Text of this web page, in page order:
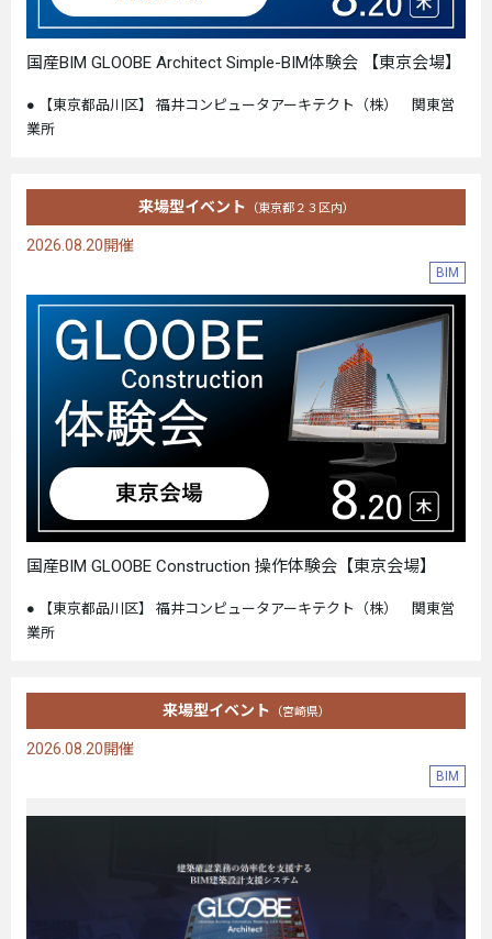
国産BIM GLOOBE Architect Simple-BIM体験会 【東京会場】
【東京都品川区】 福井コンピュータアーキテクト（株） 関東営
業所
来場型イベント （東京都２３区内）
2026.08.20開催
BIM
国産BIM GLOOBE Construction 操作体験会【東京会場】
【東京都品川区】 福井コンピュータアーキテクト（株） 関東営
業所
来場型イベント （宮崎県）
2026.08.20開催
BIM